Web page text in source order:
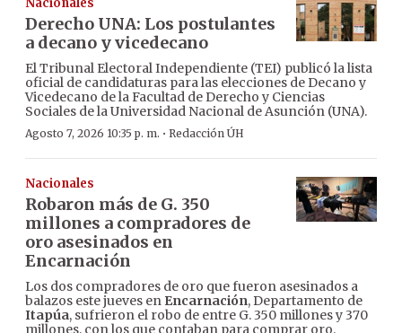
Derecho UNA: Los postulantes
a decano y vicedecano
El Tribunal Electoral Independiente (TEI) publicó la lista
oficial de candidaturas para las elecciones de Decano y
Vicedecano de la Facultad de Derecho y Ciencias
Sociales de la Universidad Nacional de Asunción (UNA).
Agosto 7, 2026 10:35 p. m. · Redacción ÚH
Nacionales
Robaron más de G. 350
millones a compradores de
oro asesinados en
Encarnación
Los dos compradores de oro que fueron asesinados a
balazos este jueves en Encarnación, Departamento de
Itapúa, sufrieron el robo de entre G. 350 millones y 370
millones, con los que contaban para comprar oro.